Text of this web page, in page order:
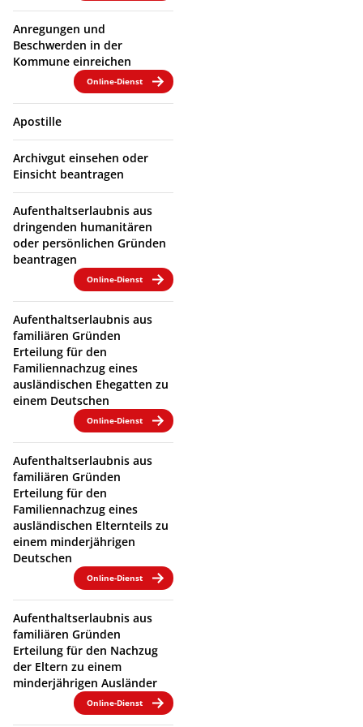
Anregungen und
Beschwerden in der
Kommune einreichen
Online-Dienst
Apostille
Archivgut einsehen oder
Einsicht beantragen
Aufenthaltserlaubnis aus
dringenden humanitären
oder persönlichen Gründen
beantragen
Online-Dienst
Aufenthaltserlaubnis aus
familiären Gründen
Erteilung für den
Familiennachzug eines
ausländischen Ehegatten zu
einem Deutschen
Online-Dienst
Aufenthaltserlaubnis aus
familiären Gründen
Erteilung für den
Familiennachzug eines
ausländischen Elternteils zu
einem minderjährigen
Deutschen
Online-Dienst
Aufenthaltserlaubnis aus
familiären Gründen
Erteilung für den Nachzug
der Eltern zu einem
minderjährigen Ausländer
Online-Dienst